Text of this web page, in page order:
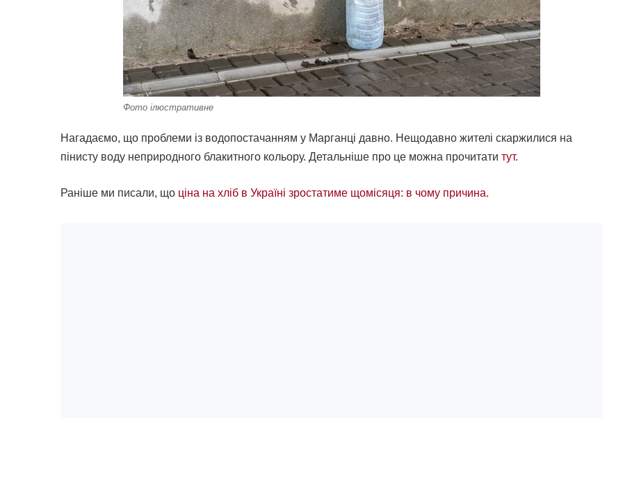
Фото ілюстративне
Нагадаємо, що проблеми із водопостачанням у Марганці давно. Нещодавно жителі скаржилися на
пінисту воду неприродного блакитного кольору. Детальніше про це можна прочитати тут.
Раніше ми писали, що ціна на хліб в Україні зростатиме щомісяця: в чому причина.